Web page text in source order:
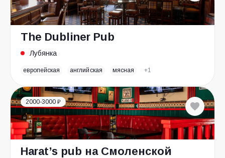
The Dubliner Pub
Лубянка
европейская английская мясная +1
2000-3000 ₽
Harat’s pub на Смоленской